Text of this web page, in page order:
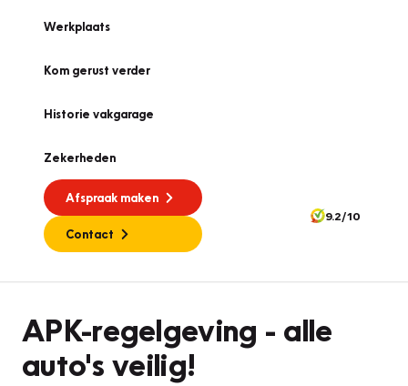
Werkplaats
Kom gerust verder
Historie vakgarage
Zekerheden
Afspraak maken
Contact
9.2/10
APK-regelgeving - alle
auto's veilig!